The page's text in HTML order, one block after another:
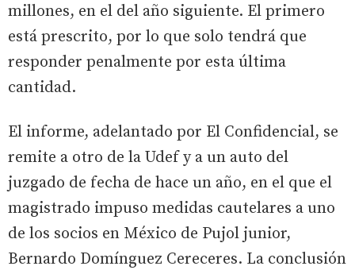
millones, en el del año siguiente. El primero
está prescrito, por lo que solo tendrá que
responder penalmente por esta última
cantidad.
El informe, adelantado por El Confidencial, se
remite a otro de la Udef y a un auto del
juzgado de fecha de hace un año, en el que el
magistrado impuso medidas cautelares a uno
de los socios en México de Pujol junior,
Bernardo Domínguez Cereceres. La conclusión